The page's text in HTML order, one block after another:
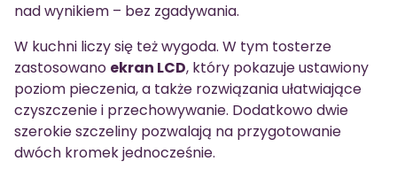
nad wynikiem – bez zgadywania.
W kuchni liczy się też wygoda. W tym tosterze
zastosowano ekran LCD, który pokazuje ustawiony
poziom pieczenia, a także rozwiązania ułatwiające
czyszczenie i przechowywanie. Dodatkowo dwie
szerokie szczeliny pozwalają na przygotowanie
dwóch kromek jednocześnie.